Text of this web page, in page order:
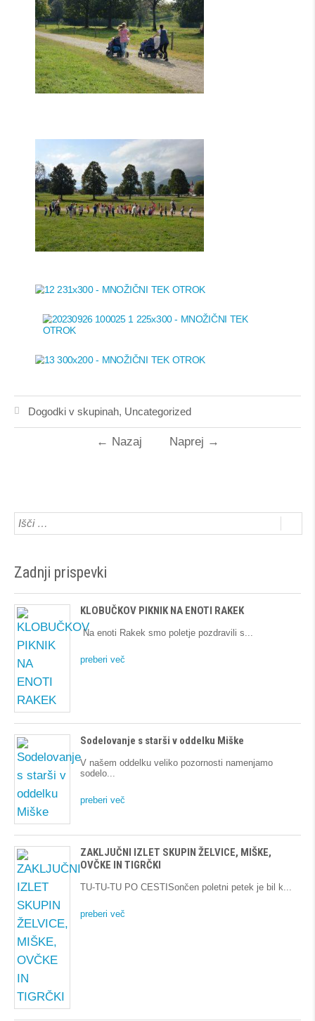
Dogodki v skupinah, Uncategorized
← Nazaj Naprej →
Zadnji prispevki
KLOBUČKOV PIKNIK NA ENOTI RAKEK
Na enoti Rakek smo poletje pozdravili s
preberi več
Sodelovanje s starši v oddelku Miške
V našem oddelku veliko pozornosti namenjamo
sodelo
preberi več
ZAKLJUČNI IZLET SKUPIN ŽELVICE, MIŠKE,
OVČKE IN TIGRČKI
TU-TU-TU PO CESTISončen poletni petek je bil k
preberi več